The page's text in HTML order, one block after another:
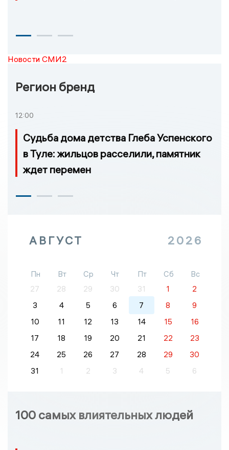
Новости СМИ2
Регион бренд
12:00
Судьба дома детства Глеба Успенского
в Туле: жильцов расселили, памятник
ждет перемен
АВГУСТ 2026
Пн Вт Ср Чт Пт Сб
Вс
27
28 29 30 31 1
2
3
4 5 6 7 8
9
10
11 12 13 14 15
16
17
18 19 20 21 22
23
24
25 26 27 28 29
30
31
1 2 3 4 5 6
100 самых влиятельных людей